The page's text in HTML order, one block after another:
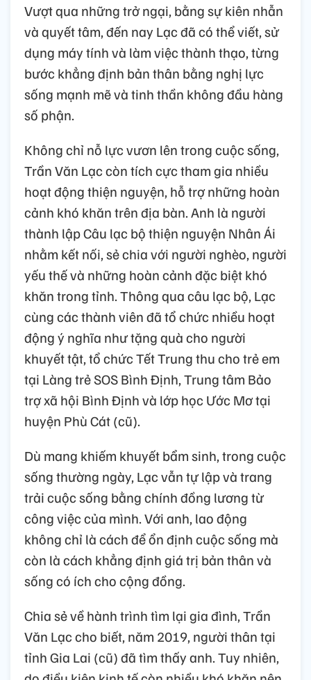
Vượt qua những trở ngại, bằng sự kiên nhẫn
và quyết tâm, đến nay Lạc đã có thể viết, sử
dụng máy tính và làm việc thành thạo, từng
bước khẳng định bản thân bằng nghị lực
sống mạnh mẽ và tinh thần không đầu hàng
số phận.
Không chỉ nỗ lực vươn lên trong cuộc sống,
Trần Văn Lạc còn tích cực tham gia nhiều
hoạt động thiện nguyện, hỗ trợ những hoàn
cảnh khó khăn trên địa bàn. Anh là người
thành lập Câu lạc bộ thiện nguyện Nhân Ái
nhằm kết nối, sẻ chia với người nghèo, người
yếu thế và những hoàn cảnh đặc biệt khó
khăn trong tỉnh. Thông qua câu lạc bộ, Lạc
cùng các thành viên đã tổ chức nhiều hoạt
động ý nghĩa như tặng quà cho người
khuyết tật, tổ chức Tết Trung thu cho trẻ em
tại Làng trẻ SOS Bình Định, Trung tâm Bảo
trợ xã hội Bình Định và lớp học Ước Mơ tại
huyện Phù Cát (cũ).
Dù mang khiếm khuyết bẩm sinh, trong cuộc
sống thường ngày, Lạc vẫn tự lập và trang
trải cuộc sống bằng chính đồng lương từ
công việc của mình. Với anh, lao động
không chỉ là cách để ổn định cuộc sống mà
còn là cách khẳng định giá trị bản thân và
sống có ích cho cộng đồng.
Chia sẻ về hành trình tìm lại gia đình, Trần
Văn Lạc cho biết, năm 2019, người thân tại
tỉnh Gia Lai (cũ) đã tìm thấy anh. Tuy nhiên,